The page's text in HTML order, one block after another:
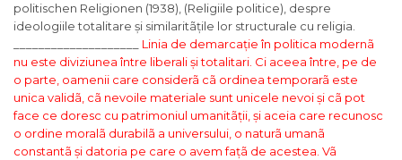
politischen Religionen (1938), (Religiile politice), despre
ideologiile totalitare și similaritãțile lor structurale cu religia.
Linia de demarcație în politica modernã
nu este diviziunea între liberali și totalitari. Ci aceea între, pe de
o parte, oamenii care considerã cã ordinea temporarã este
unica validã, cã nevoile materiale sunt unicele nevoi și cã pot
face ce doresc cu patrimoniul umanitãții, și aceia care recunosc
o ordine moralã durabilã a universului, o naturã umanã
constantã și datoria pe care o avem fațã de acestea. Vã